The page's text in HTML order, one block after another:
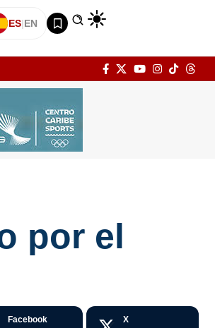
ES|EN
por el
Facebook X